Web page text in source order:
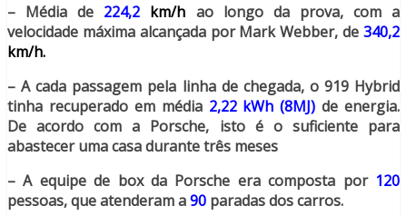
– Média de 224,2 km/h ao longo da prova, com a
velocidade máxima alcançada por Mark Webber, de 340,2
km/h.
– A cada passagem pela linha de chegada, o 919 Hybrid
tinha recuperado em média 2,22 kWh (8MJ) de energia.
De acordo com a Porsche, isto é o suficiente para
abastecer uma casa durante três meses
– A equipe de box da Porsche era composta por 120
pessoas, que atenderam a90 paradas dos carros.